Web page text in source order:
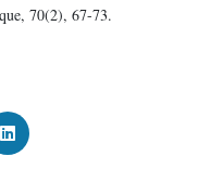
70(2), 67-73.